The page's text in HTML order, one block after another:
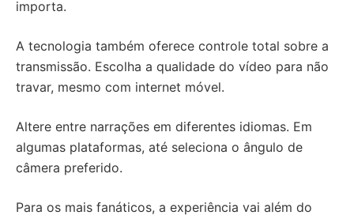
importa.
A tecnologia também oferece controle total sobre a
transmissão. Escolha a qualidade do vídeo para não
travar, mesmo com internet móvel.
Altere entre narrações em diferentes idiomas. Em
algumas plataformas, até seleciona o ângulo de
câmera preferido.
Para os mais fanáticos, a experiência vai além do